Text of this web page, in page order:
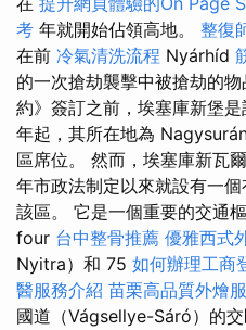
考 年就開始佔領高地。 整復
在前 冷氣清洗流程 Nyárhíd
的一次搶劫襲擊中被搶劫的
約》簽訂之前，埃塞庫新堡
年起，其所在地為
區席位。 然而，埃塞庫新瓦
年市政法制定以來就設有一
該區。 它是一個重要的交通
four 台中整骨推薦 優雅西式
Nyitra）和 75 如何辦理工商
醫服務介紹 苗栗高品質外燴
國道（Vágsellye-Sáró）的交